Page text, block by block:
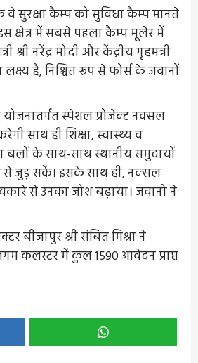
सुरक्षा कैम्प को सुविधा कैम्प मानते
क्षेत्र में सबसे पहला कैम्प मूलेर में
नरेंद्र मोदी और केंद्रीय गृहमंत्री
है, निश्चित रूप से फोर्स के जवानों
स्पेशल प्रोजेक्ट नक्सल
साथ ही शिक्षा, स्वास्थ्य व
बलों के साथ-साथ स्थानीय समुदायों
से जुड़ सकें। इसके साथ ही, नक्सल
से उनका जोश बढ़ाया। जवानों ने
बीजापुर श्री संबित मिश्रा ने
कलस्टर में कुल 1590 आवेदन प्राप्त